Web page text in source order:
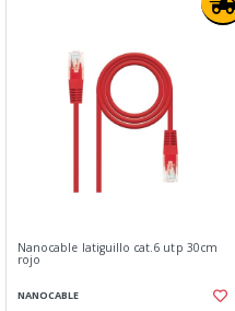
Nanocable latiguillo cat.6 utp 30cm
rojo
NANOCABLE